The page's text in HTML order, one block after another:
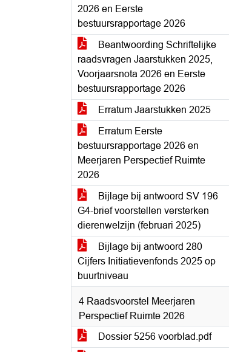
2026 en Eerste
bestuursrapportage 2026
Beantwoording Schriftelijke
raadsvragen Jaarstukken 2025,
Voorjaarsnota 2026 en Eerste
bestuursrapportage 2026
Erratum Jaarstukken 2025
Erratum Eerste
bestuursrapportage 2026 en
Meerjaren Perspectief Ruimte
2026
Bijlage bij antwoord SV 196
G4-brief voorstellen versterken
dierenwelzijn (februari 2025)
Bijlage bij antwoord 280
Cijfers Initiatievenfonds 2025 op
buurtniveau
4 Raadsvoorstel Meerjaren
Perspectief Ruimte 2026
Dossier 5256 voorblad.pdf